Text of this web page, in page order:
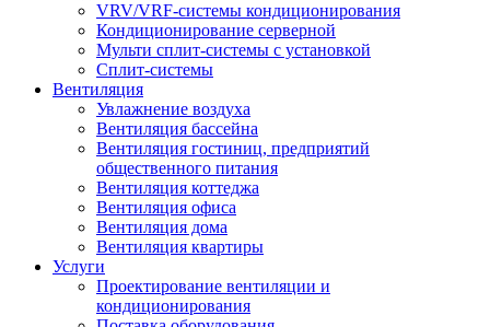
VRV/VRF-системы кондиционирования
Кондиционирование серверной
Мульти сплит-системы с установкой
Сплит-системы
Вентиляция
Увлажнение воздуха
Вентиляция бассейна
Вентиляция гостиниц, предприятий
общественного питания
Вентиляция коттеджа
Вентиляция офиса
Вентиляция дома
Вентиляция квартиры
Услуги
Проектирование вентиляции и
кондиционирования